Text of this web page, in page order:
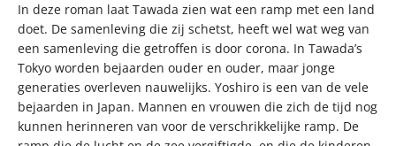
In deze roman laat Tawada zien wat een ramp met een land
doet. De samenleving die zij schetst, heeft wel wat weg van
een samenleving die getroffen is door corona. In Tawada’s
Tokyo worden bejaarden ouder en ouder, maar jonge
generaties overleven nauwelijks. Yoshiro is een van de vele
bejaarden in Japan. Mannen en vrouwen die zich de tijd nog
kunnen herinneren van voor de verschrikkelijke ramp. De